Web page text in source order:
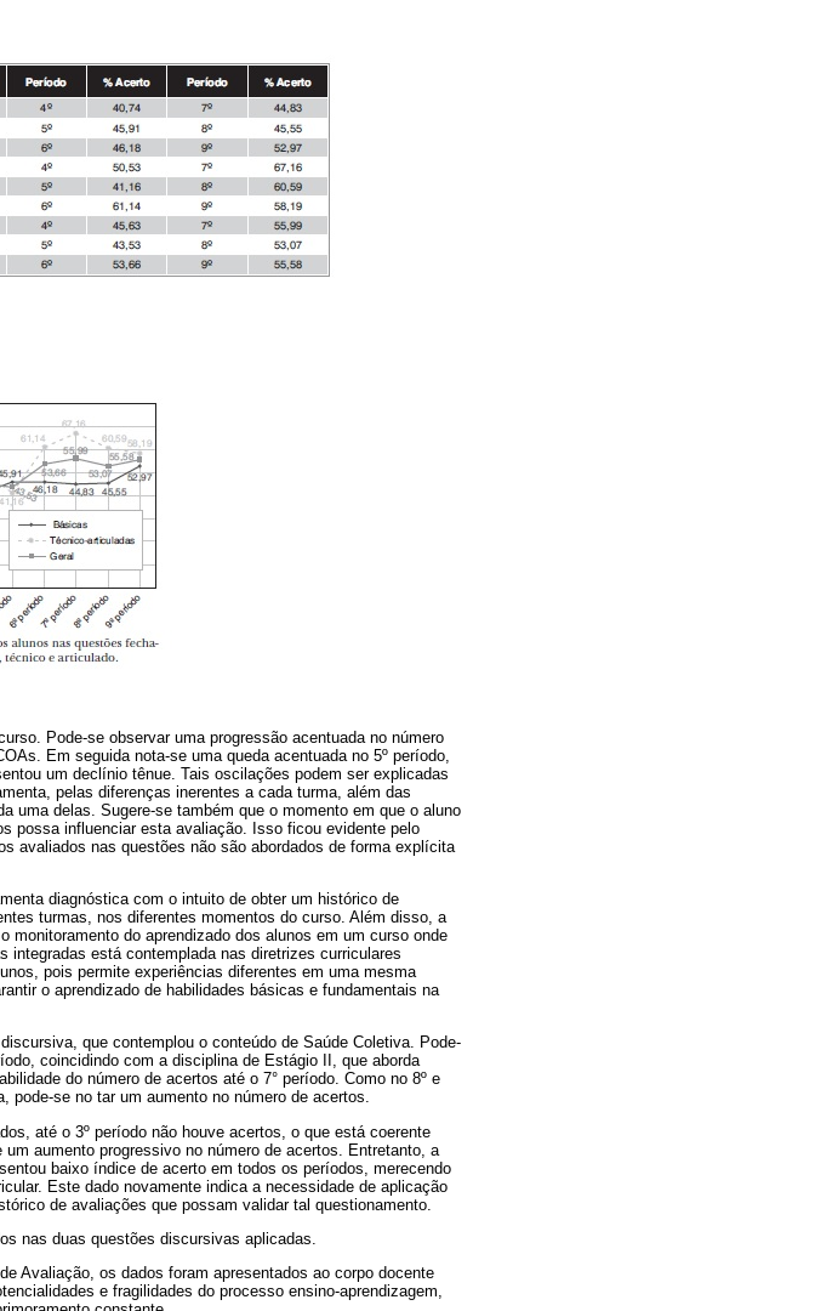
Pode-se observar uma progressão acentuada no número
Em seguida nota-se uma queda acentuada no 5º período,
um declínio tênue. Tais oscilações podem ser explicadas
pelas diferenças inerentes a cada turma, além das
uma delas. Sugere-se também que o momento em que o aluno
possa influenciar esta avaliação. Isso ficou evidente pelo
avaliados nas questões não são abordados de forma explícita
diagnóstica com o intuito de obter um histórico de
turmas, nos diferentes momentos do curso. Além disso, a
monitoramento do aprendizado dos alunos em um curso onde
está contemplada nas diretrizes curriculares
pois permite experiências diferentes em uma mesma
o aprendizado de habilidades básicas e fundamentais na
que contemplou o conteúdo de Saúde Coletiva. Pode-
coincidindo com a disciplina de Estágio II, que aborda
do número de acertos até o 7° período. Como no 8º e
pode-se no tar um aumento no número de acertos.
até o 3º período não houve acertos, o que está coerente
aumento progressivo no número de acertos. Entretanto, a
baixo índice de acerto em todos os períodos, merecendo
Este dado novamente indica a necessidade de aplicação
de avaliações que possam validar tal questionamento.
nas duas questões discursivas aplicadas.
Avaliação, os dados foram apresentados ao corpo docente
e fragilidades do processo ensino-aprendizagem,